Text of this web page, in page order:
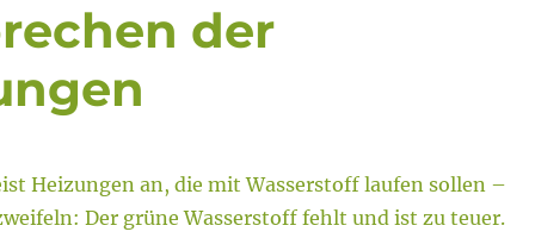
der
Heizungen an, die mit Wasserstoff laufen sollen –
Der grüne Wasserstoff fehlt und ist zu teuer.